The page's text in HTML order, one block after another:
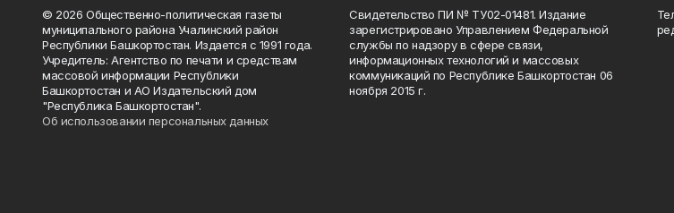
© 2026 Общественно-политическая газеты
муниципального района Учалинский район
Республики Башкортостан. Издается с 1991 года.
Учредитель: Агентство по печати и средствам
массовой информации Республики
Башкортостан и АО Издательский дом
"Республика Башкортостан".
Об использовании персональных данных
Свидетельство ПИ № ТУ02-01481. Издание
зарегистрировано Управлением Федеральной
службы по надзору в сфере связи,
информационных технологий и массовых
коммуникаций по Республике Башкортостан 06
ноября 2015 г.